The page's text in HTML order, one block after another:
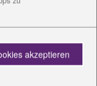
in
bei
akzeptieren